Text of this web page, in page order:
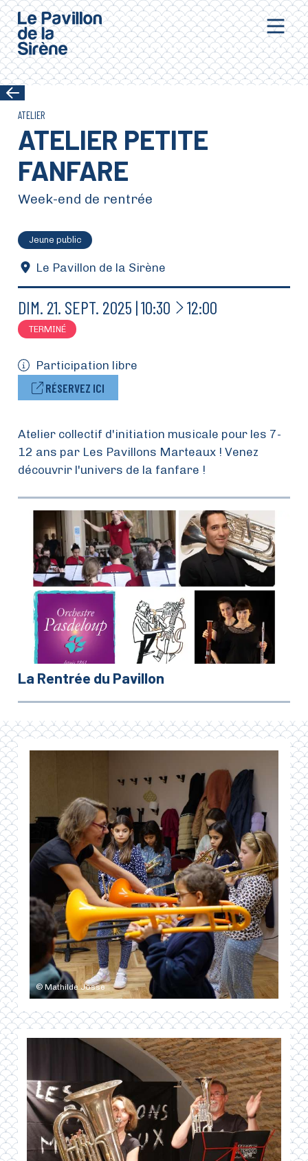
Aller au contenu principal
ATELIER
ATELIER PETITE
FANFARE
Week-end de rentrée
Jeune public
Le Pavillon de la Sirène
DIM. 21. SEPT. 2025 10:30 À12:00
TERMINÉ
Participation libre
RÉSERVEZ ICI
Atelier collectif d'initiation musicale pour les 7-
12 ans par Les Pavillons Marteaux ! Venez
découvrir l'univers de la fanfare !
La Rentrée du Pavillon
© Mathilde Josse